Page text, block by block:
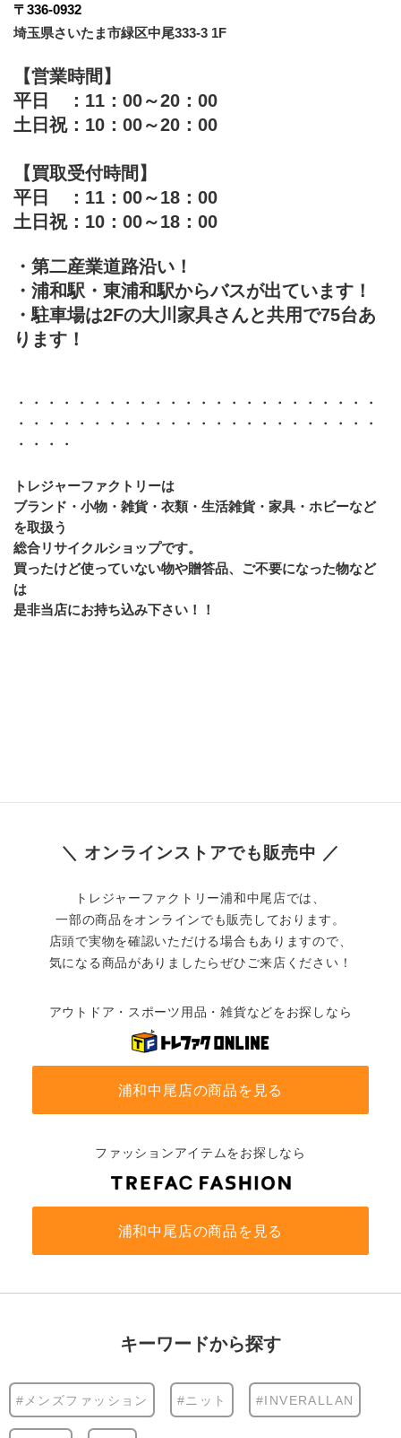
〒336-0932
埼玉県さいたま市緑区中尾333-3 1F
【営業時間】
平日　：11：00～20：00
土日祝：10：00～20：00
【買取受付時間】
平日　：11：00～18：00
土日祝：10：00～18：00
・第二産業道路沿い！
・浦和駅・東浦和駅からバスが出ています！
・駐車場は2Fの大川家具さんと共用で75台あ
ります！
・・・・・・・・・・・・・・・・・・・・・・・・
・・・・・・・・・・・・・・・・・・・・・・・・
・・・・
トレジャーファクトリーは
ブランド・小物・雑貨・衣類・生活雑貨・家具・ホビーなど
を取扱う
総合リサイクルショップです。
買ったけど使っていない物や贈答品、ご不要になった物など
は
是非当店にお持ち込み下さい！！
＼ オンラインストアでも販売中 ／
トレジャーファクトリー浦和中尾店では、
一部の商品をオンラインでも販売しております。
店頭で実物を確認いただける場合もありますので、
気になる商品がありましたらぜひご来店ください！
アウトドア・スポーツ用品・雑貨などをお探しなら
浦和中尾店の商品を見る
ファッションアイテムをお探しなら
浦和中尾店の商品を見る
キーワードから探す
#メンズファッション #ニット #INVERALLAN